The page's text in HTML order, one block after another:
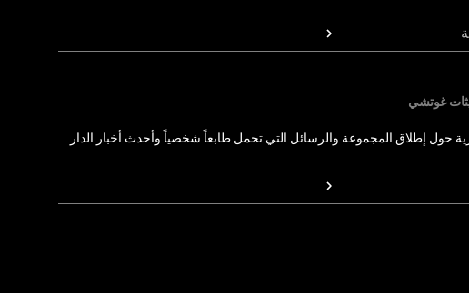
غوتشي
حول إطلاق المجموعة والرسائل التي تحمل طابعاً شخصياً وأحدث أخبار الدار.